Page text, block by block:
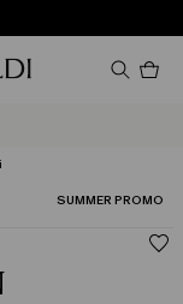
SICH JETZT
KATEGORIE:
SUMMER PROMO